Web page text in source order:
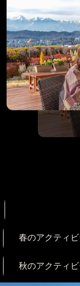
春のアクティビ
秋のアクティビ